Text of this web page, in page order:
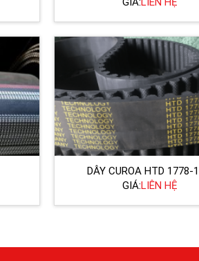
DÂY CUROA HTD 1778-
GIÁ:LIÊN HỆ